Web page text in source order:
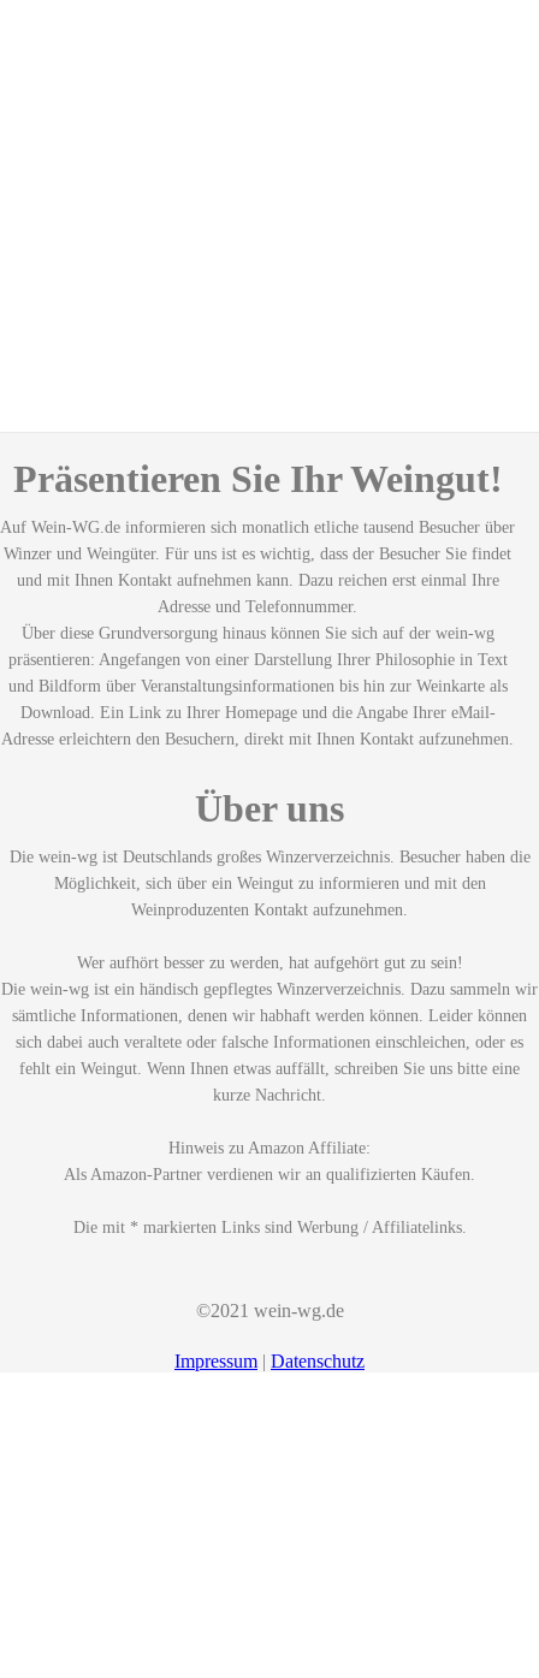
Präsentieren Sie Ihr Weingut!
Auf Wein-WG.de informieren sich monatlich etliche tausend Besucher über
Winzer und Weingüter. Für uns ist es wichtig, dass der Besucher Sie findet
und mit Ihnen Kontakt aufnehmen kann. Dazu reichen erst einmal Ihre
Adresse und Telefonnummer.
Über diese Grundversorgung hinaus können Sie sich auf der wein-wg
präsentieren: Angefangen von einer Darstellung Ihrer Philosophie in Text
und Bildform über Veranstaltungsinformationen bis hin zur Weinkarte als
Download. Ein Link zu Ihrer Homepage und die Angabe Ihrer eMail-
Adresse erleichtern den Besuchern, direkt mit Ihnen Kontakt aufzunehmen.
Über uns
Die wein-wg ist Deutschlands großes Winzerverzeichnis. Besucher haben die
Möglichkeit, sich über ein Weingut zu informieren und mit den
Weinproduzenten Kontakt aufzunehmen.
Wer aufhört besser zu werden, hat aufgehört gut zu sein!
Die wein-wg ist ein händisch gepflegtes Winzerverzeichnis. Dazu sammeln wir
sämtliche Informationen, denen wir habhaft werden können. Leider können
sich dabei auch veraltete oder falsche Informationen einschleichen, oder es
fehlt ein Weingut. Wenn Ihnen etwas auffällt, schreiben Sie uns bitte eine
kurze Nachricht.
Hinweis zu Amazon Affiliate:
Als Amazon-Partner verdienen wir an qualifizierten Käufen.
Die mit * markierten Links sind Werbung / Affiliatelinks.
©2021 wein-wg.de
Impressum | Datenschutz